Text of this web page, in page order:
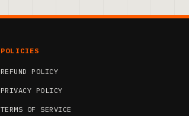
POLICIES
REFUND POLICY
PRIVACY POLICY
TERMS OF SERVICE